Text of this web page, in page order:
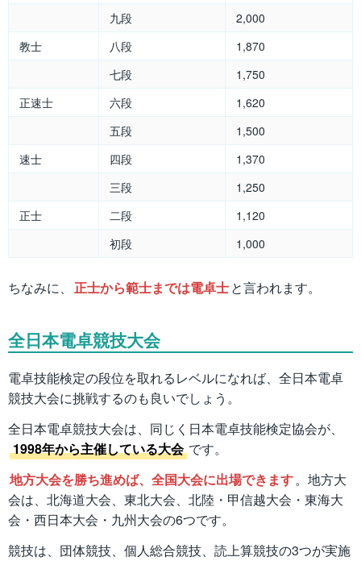
九段
2,000
教士
八段
1,870
七段
1,750
正速士
六段
1,620
五段
1,500
速士
四段
1,370
三段
1,250
正士
二段
1,120
初段
1,000
ちなみに、 正士から範士までは電卓士と言われます。
全日本電卓競技大会
電卓技能検定の段位を取れるレベルになれば、全日本電卓
競技大会に挑戦するのも良いでしょう。
全日本電卓競技大会は、同じく日本電卓技能検定協会が、
1998年から主催している大会 です。
地方大会を勝ち進めば、全国大会に出場できます。地方大
会は、北海道大会、東北大会、北陸・甲信越大会・東海大
会・西日本大会・九州大会の6つです。
競技は、団体競技、個人総合競技、読上算競技の3つが実施